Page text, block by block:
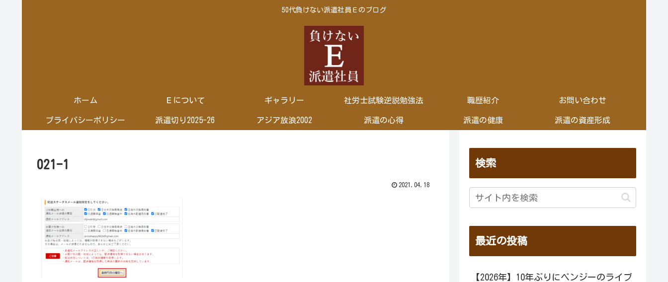
50代負けない派遣社員Ｅのブログ
ホーム Ｅについて ギャラリー 社労士試験逆説勉強法 職歴紹介 お問い合わせ
プライバシーポリシー 派遣切り2025-26 アジア放浪2002 派遣の心得 派遣の健康 派遣の資産形成
021-1
2021.04.18
検索
最近の投稿
【2026年】10年ぶりにベンジーのライブ